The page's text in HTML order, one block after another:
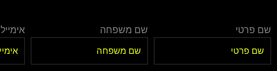
שם פרטי שם משפחה אימייל